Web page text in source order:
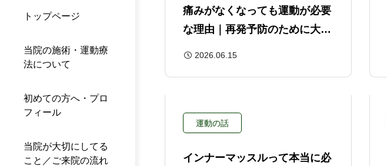
トップページ
当院の施術・運動療
法について
初めての方へ・プロ
フィール
当院が大切にしてる
こと／ご来院の流れ
痛みがなくなっても運動が必要
な理由｜再発予防のために大切
2026.06.15
運動の話
インナーマッスルって本当に必